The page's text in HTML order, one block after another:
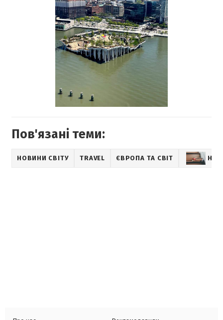
Пов'язані теми:
НОВИНИ СВІТУ TRAVEL ЄВРОПА ТА СВІТ